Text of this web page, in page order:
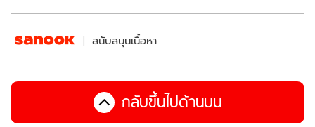
สนับสนุนเนื้อหา
กลับขึ้นไปด้านบน